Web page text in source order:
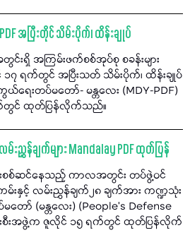
အပြီးတိုင် သိမ်းပိုက်၊ ထိန်းချုပ်
င်းရှိ အကြမ်းဖက်စစ်အုပ်စု စခန်းများ
၁၇ ရက်တွင် အပြီးသတ် သိမ်းပိုက်၊ ထိန်းချုပ်
ယ်ရေးတပ်မတော်- မန္တလေး (MDY-PDF)
တွင် ထုတ်ပြန်လိုက်သည်။
ညွှန်ချက်များ Mandalay PDF ထုတ်ပြန်
စစ်ဆင်နေသည့် ကာလအတွင်း တပ်ဖွဲ့ဝင်
နှင့် လမ်းညွှန်ချက်၂၈ ချက်အား ကဏ္ဍသုံး
ာ် (မန္တလေး) (People’s Defense
းစီးအဖွဲ့က ဇူလိုင် ၁၅ ရက်တွင် ထုတ်ပြန်လိုက်